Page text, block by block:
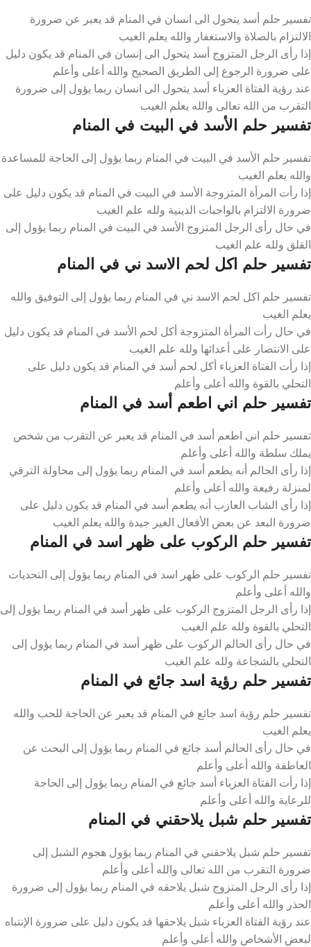
تفسير حلم أسد يتحول الى انسان في المنام قد يعبر عن ضرورة
الالتزام بالصلاة والاستغفار والله يعلم الغيب
إذا رأى الرجل المتزوج أسد يتحول الى إنسان في المنام قد يكون دليل
على ضرورة الرجوع إلى الطريق الصحيح والله أعلى وأعلم
عند رؤية الفتاة العزباء أسد يتحول الى انسان ربما يؤول إلى ضرورة
التقرب من الله تعالى والله يعلم الغيب
تفسير حلم الأسد في البيت في المنام
تفسير حلم الأسد في البيت في المنام ربما يؤول إلى الحاجة للمساعدة
والله يعلم الغيب
إذا رأت المرأة المتزوجة الأسد في البيت في المنام قد يكون دليل على
ضرورة الالتزام بالواجبات الدينية ولله علم الغيب
في حال رأى الرجل المتزوج الأسد في البيت في المنام ربما يؤول إلى
القلق ولله علم الغيب
تفسير حلم اكل لحم الاسد ني في المنام
تفسير حلم اكل لحم الاسد ني في المنام ربما يؤول إلى التوفيق والله
يعلم الغيب
في حال رأت المرأة المتزوجة أكل لحم الأسد في المنام قد يكون دليل
على الانتصار على أعدائها ولله علم الغيب
إذا رأت الفتاة العزباء أكل لحم أسد في المنام قد يكون دليل على
التحلي بالقوة والله أعلى وأعلم
تفسير حلم اني اطعم أسد في المنام
تفسير حلم اني اطعم أسد في المنام قد يعبر عن التقرب من شخص
يملك سلطة والله أعلى وأعلم
إذا رأى الحالم أنه يطعم أسد في المنام ربما يؤول إلى محاولة الترقي
لمنزلة رفيعة والله أعلى وأعلم
إذا رأى الشاب العازب أنه يطعم أسد في المنام قد يكون دليل على
ضرورة البعد عن بعض الأفعال الغير جيدة والله يعلم الغيب
تفسير حلم الركوب على ظهر اسد في المنام
تفسير حلم الركوب على ظهر اسد في المنام ربما يؤول إلى التحديات
والله أعلى وأعلم
إذا رأى الرجل المتزوج الركوب على ظهر أسد في المنام ربما يؤول إلى
التحلي بالقوة ولله علم الغيب
في حال رأى الحالم الركوب على ظهر أسد في المنام ربما يؤول إلى
التحلي بالشجاعة ولله علم الغيب
تفسير حلم رؤية اسد جائع في المنام
تفسير حلم رؤية اسد جائع في المنام قد يعبر عن الحاجة للحب والله
يعلم الغيب
في حال رأى الحالم أسد جائع في المنام ربما يؤول إلى البحث عن
العاطفة والله أعلى وأعلم
إذا رأت الفتاة العزباء أسد جائع في المنام ربما يؤول إلى الحاجة
للرعاية والله أعلى وأعلم
تفسير حلم شبل يلاحقني في المنام
تفسير حلم شبل يلاحقني في المنام ربما يؤول هجوم الشبل إلى
ضرورة التقرب من الله تعالى والله أعلى وأعلم
إذا رأى الرجل المتزوج شبل يلاحقه في المنام ربما يؤول إلى ضرورة
الحذر والله أعلى وأعلم
عند رؤية الفتاة العزباء شبل يلاحقها قد يكون دليل على ضرورة الإنتباه
لبعض الأشخاص والله أعلى وأعلم